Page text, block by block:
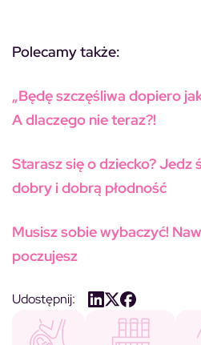
Polecamy także:
„Będę szczęśliwa dopiero
A dlaczego nie teraz?!
Starasz się o dziecko? Jedz
dobry i dobrą płodność
Musisz sobie wybaczyć!
poczujesz
Udostępnij: